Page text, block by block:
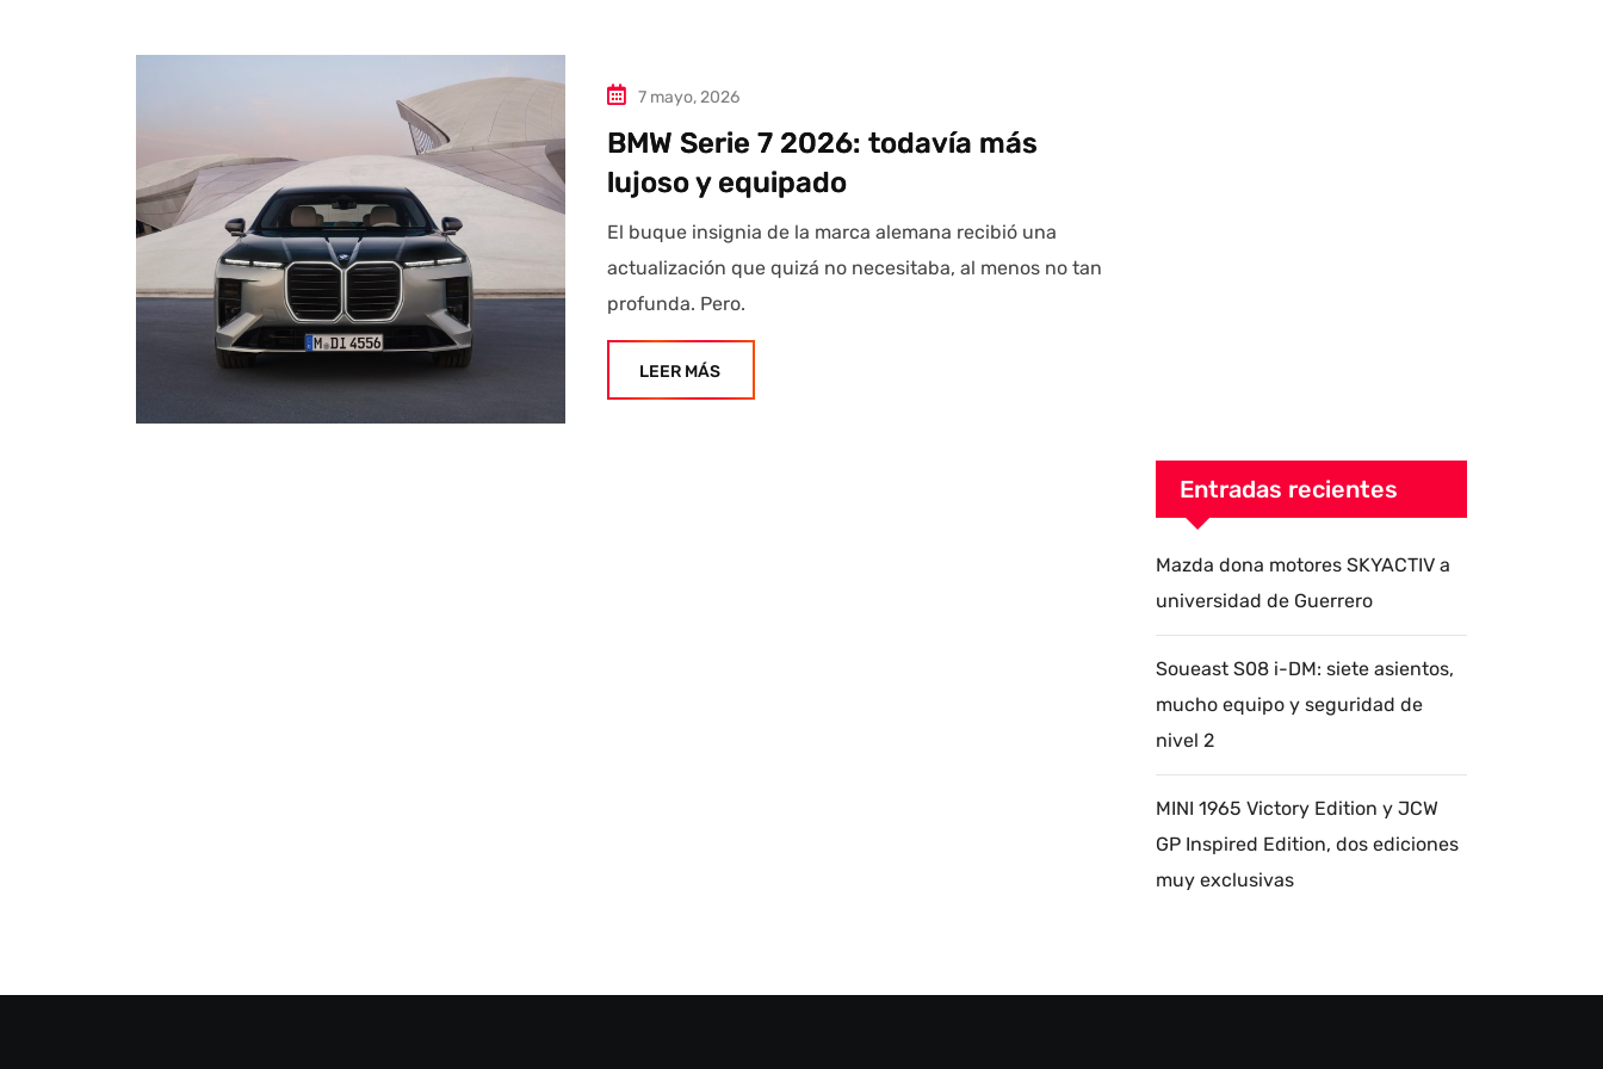
7 mayo, 2026
BMW Serie 7 2026: todavía más
lujoso y equipado
El buque insignia de la marca alemana recibió una
actualización que quizá no necesitaba, al menos no tan
profunda. Pero.
LEER MÁS
Entradas recientes
Mazda dona motores SKYACTIV a
universidad de Guerrero
Soueast S08 i-DM: siete asientos,
mucho equipo y seguridad de
nivel 2
MINI 1965 Victory Edition y JCW
GP Inspired Edition, dos ediciones
muy exclusivas